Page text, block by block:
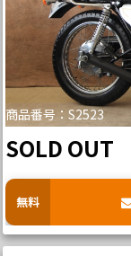
商品番号：S2523
SOLD OUT
無料